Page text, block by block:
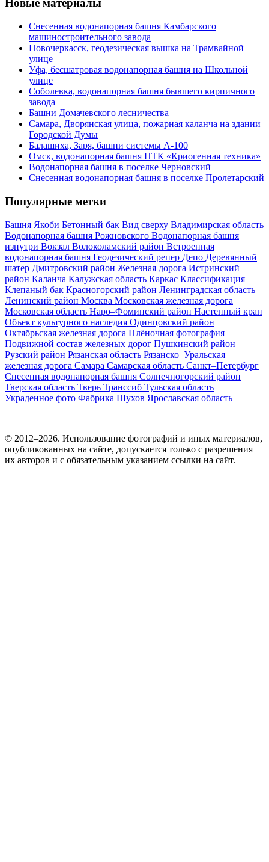
Новые материалы
Снесенная водонапорная башня Камбарского
машиностроительного завода
Новочеркасск, геодезическая вышка на Трамвайной
улице
Уфа, бесшатровая водонапорная башня на Школьной
улице
Соболевка, водонапорная башня бывшего кирпичного
завода
Башни Домачевского лесничества
Самара, Дворянская улица, пожарная каланча на здании
Городской Думы
Балашиха, Заря, башни системы А-100
Омск, водонапорная башня НТК «Криогенная техника»
Водонапорная башня в поселке Черновский
Снесенная водонапорная башня в поселке Пролетарский
Популярные метки
Башня Якоби Бетонный бак Вид сверху Владимирская область
Водонапорная башня Рожновского Водонапорная башня
изнутри Вокзал Волоколамский район Встроенная
водонапорная башня Геодезический репер Депо Деревянный
шатер Дмитровский район Железная дорога Истринский
район Каланча Калужская область Каркас Классификация
Клепаный бак Красногорский район Ленинградская область
Ленинский район Москва Московская железная дорога
Московская область Наро–Фоминский район Настенный кран
Объект культурного наследия Одинцовский район
Октябрьская железная дорога Плёночная фотография
Подвижной состав железных дорог Пушкинский район
Рузский район Рязанская область Рязанско–Уральская
железная дорога Самара Самарская область Санкт–Петербург
Снесенная водонапорная башня Солнечногорский район
Тверская область Тверь Транссиб Тульская область
Украденное фото Фабрика Шухов Ярославская область
© 2012–2026. Использование фотографий и иных материалов,
опубликованных на сайте, допускается только с разрешения
их авторов и c обязательным указанием ссылки на сайт.